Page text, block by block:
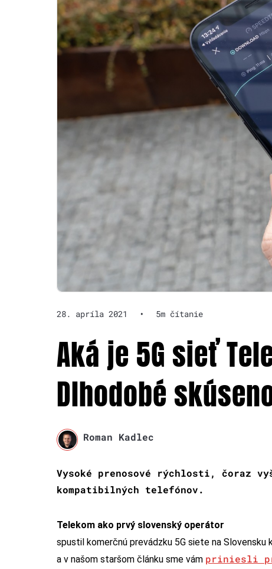
28. apríla 2021 • 5m čítanie
Aká je 5G sieť
Dlhodobé
Roman Kadlec
Vysoké prenosové rýchlosti, čoraz
kompatibilných telefónov.
Telekom ako prvý slovenský operátor
spustil komerčnú prevádzku 5G siete na
a v našom staršom článku sme vám priniesli